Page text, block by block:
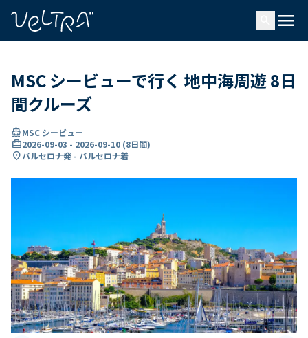
menu
MSC シービューで行く 地中海周遊 8日
間クルーズ
directions_boatMSC シービュー
card_travel2026-09-03 - 2026-09-10 (8日間)
location_onバルセロナ発 - バルセロナ着